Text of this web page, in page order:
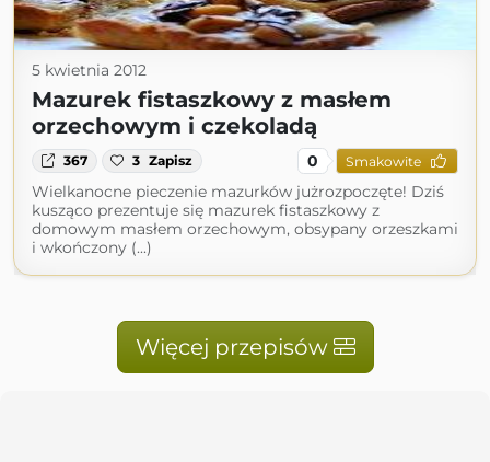
5 kwietnia 2012
Mazurek fistaszkowy z masłem
orzechowym i czekoladą
367 3 Zapisz 0 Smakowite
Wielkanocne pieczenie mazurków jużrozpoczęte! Dziś
kusząco prezentuje się mazurek fistaszkowy z
domowym masłem orzechowym, obsypany orzeszkami
i wkończony (...)
Więcej przepisów